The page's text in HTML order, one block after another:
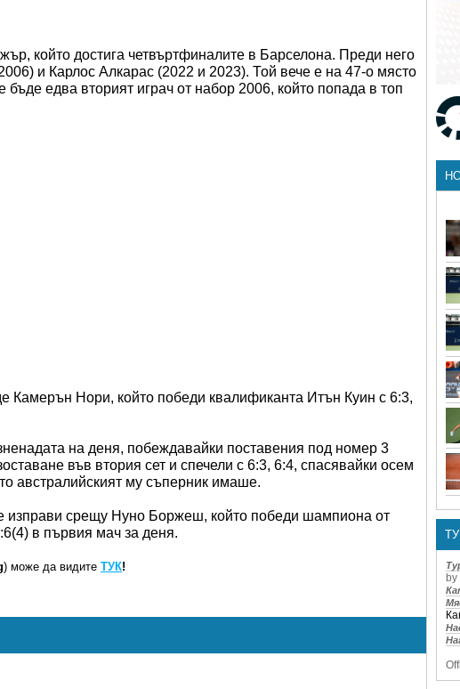
който достига четвъртфиналите в Барселона. Преди него
и Карлос Алкарас (2022 и 2023). Той вече е на 47-о място
едва вторият играч от набор 2006, който попада в топ
Нори, който победи квалификанта Итън Куин с 6:3,
на деня, побеждавайки поставения под номер 3
във втория сет и спечели с 6:3, 6:4, спасявайки осем
австралийският му съперник имаше.
изправи срещу Нуно Боржеш, който победи шампиона от
в първия мач за деня.
) може да видите ТУК!
by